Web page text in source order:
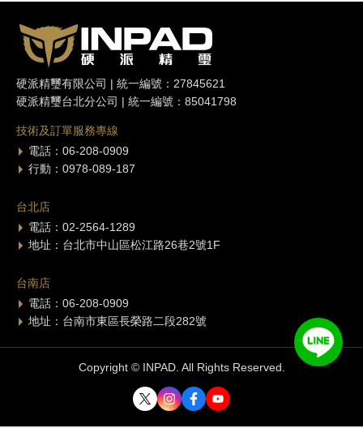
硬派精璽有限公司 | 統一編號：27845621
硬派精璽台北分公司 | 統一編號：85041798
技術及訂單服務專線
電話：06-208-0909
行動：0978-089-187
台北店
電話：02-2564-1289
地址：台北市中山區松江路26巷2號1F
台南店
電話：06-208-0909
地址：台南市東區長榮路二段282號
Copyright © INPAD. All Rights Reserved.